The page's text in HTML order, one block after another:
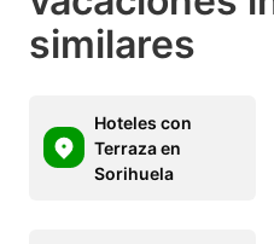
similares
Hoteles con
Terraza en
Sorihuela